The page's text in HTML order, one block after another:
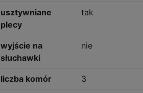
usztywniane
plecy
tak
wyjście na
słuchawki
nie
liczba komór 3